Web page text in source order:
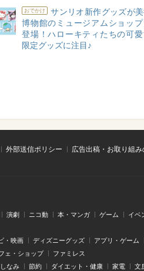
おでかけ
サンリオ新作グッズが美
博物館のミュージアムショップ
登場！ハローキティたちの可愛
限定グッズに注目♪
外部送信ポリシー
広告出稿・お取り組
演劇 ニコ動 本・マンガ ゲーム イベ
・映画 ディズニーグッズ アプリ・ゲーム
ェ・ショップ ファミレス
なみ 節約 ダイエット・健康 家電 文